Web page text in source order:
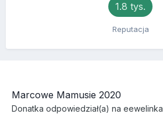
1.8 tys.
Reputacja
Marcowe Mamusie 2020
Donatka odpowiedział(a) na eewelinka